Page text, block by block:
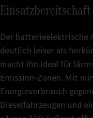
Einsatzbereitschaft
Der batterieelektrische
deutlich leiser als
macht ihn ideal für
Emission-Zonen. Mit
Energieverbrauch
Dieselfahrzeugen und